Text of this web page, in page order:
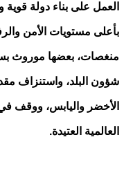
العمل على بناء دولة
بأعلى مستويات الأمن
منغصات، بعضها موروث
الأخضر واليابس، ووقف
العالمية العتيدة.